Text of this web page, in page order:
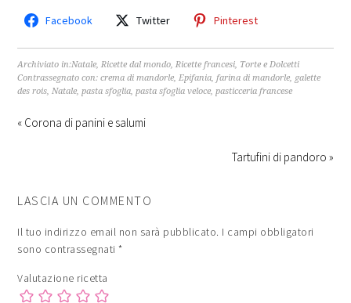
Facebook Twitter Pinterest
Archiviato in:Natale,Ricette dal mondo,Ricette francesi, Torte e Dolcetti
Contrassegnato con:crema di mandorle,Epifania,farina di mandorle, galette
des rois,Natale,pasta sfoglia,pasta sfoglia veloce,pasticceria francese
« Corona di panini e salumi
Tartufini di pandoro »
LASCIA UN COMMENTO
Il tuo indirizzo email non sarà pubblicato. I campi obbligatori
sono contrassegnati*
Valutazione ricetta